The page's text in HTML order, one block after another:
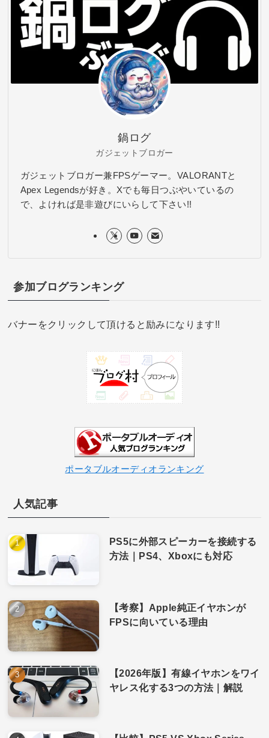
鍋ログ
ガジェットブロガー
ガジェットブロガー兼FPSゲーマー。VALORANTと
Apex Legendsが好き。Xでも毎日つぶやいているの
で、よければ是非遊びにいらして下さい!!
参加ブログランキング
バナーをクリックして頂けると励みになります!!
ポータブルオーディオランキング
人気記事
PS5に外部スピーカーを接続する
方法｜PS4、Xboxにも対応
【考察】Apple純正イヤホンが
FPSに向いている理由
【2026年版】有線イヤホンをワイ
ヤレス化する3つの方法｜解説